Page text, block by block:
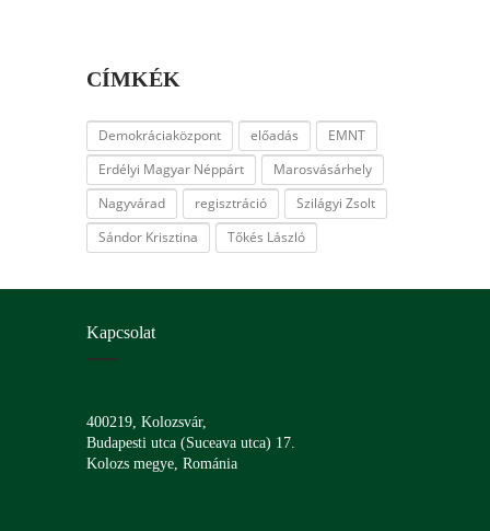
CÍMKÉK
Demokráciaközpont előadás
EMNT
Erdélyi Magyar Néppárt
Marosvásárhely
Nagyvárad
regisztráció
Szilágyi Zsolt
Sándor Krisztina
Tőkés László
Kapcsolat
400219, Kolozsvár,
Budapesti utca (Suceava utca) 17.
Kolozs megye, Románia